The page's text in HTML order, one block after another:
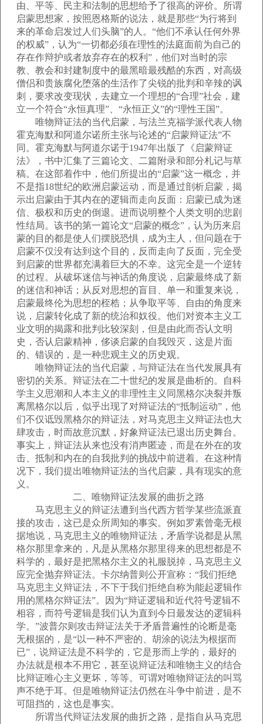
由、平等、民主和法制的思想给予了很高的评价。所谓
启蒙思想家，按照恩格斯的说法，就是那些“为行将到
来的革命启发过人们头脑”的人。“他们不承认任何外界
的权威”，认为“一切都必须在理性的法庭面前为自己的
存在作辩护或者放弃存在的权利”，他们对当时的宗
教、教会和封建制度中的最黑暗最残酷的东西，对高级
僧侣和贵族腐化堕落的生活作了尖锐的批判和辛辣的讽
刺，要求改变现状，去建立一个理想的“合理”社会，建
立一个符合“永恒真理”、“永恒正义”的“理性王国”。
唯物辩证法的当代启蒙，与法兰克福学派代表人物
霍克海默和阿道尔诺所主张与论述的“启蒙辩证法”不
同。霍克海默与阿道尔诺于1947年出版了《启蒙辩证
法》，书中汇集了三篇论文、二篇附录和部分札记与草
稿。在这部着作中，他们所提出的“启蒙”这一概念，并
不是指18世纪的欧洲启蒙运动，而是通过剖析启蒙，揭
示出启蒙由于其内在的逻辑而走向反面：启蒙已成为迷
信、极权和历史的倒退。进而说明整个人类文明的悲剧
性结局。该书的第一篇论文“启蒙的概念”，认为历来启
蒙的目的都是使人们摆脱恐惧，成为主人，但问题在于
启蒙不仅没有达到这个目的，反而走向了反面，完全受
到启蒙的世界都充满着巨大的不幸。这完全是一个逆转
的过程。从破坏迷信与神话的角度说，启蒙最终成了新
的迷信和神话；从反对思想的盲目、单一和重复来说，
启蒙最终伦为思想的桎梏；从争取平等、自由的角度来
说，启蒙转化成了新的统治和奴役。他们对资本主义工
业文明的揭露和批判比较深刻，但是由此而否认文明
史，否认启蒙精神，侈谈启蒙的自我毁灭，这是片面
的、错误的，是一种悲观主义的历史观。
唯物辩证法的当代启蒙，与辩证法在当代发展具有
密切的关系。辩证法在二十世纪的发展是曲析的。自科
学主义思潮和人本主义的非理性主义同黑格尔决裂并叛
离黑格尔以后，似乎出现了对辩证法的“抵制运动”，他
们不仅诋毁黑格尔的辩证法，对马克思主义辩证法也大
肆攻击，时而故意沉默，好象辩证法已退出历史舞台。
事实上，辩证法从来也没有消声匿迹，而是在外在的攻
击、抵制和内在的自我批判的挑战中前进着。在这种情
况下，我们提出唯物辩证法的当代启蒙，具有现实的意
义。
二、唯物辩证法发展的曲折之路
马克思主义的辩证法遭到当代西方哲学某些流派直
接的攻击，这已是众所周知的事实。例如罗素曾毫无根
据地说，马克思主义的唯物辩证法，矛盾学说都是从黑
格尔那里拿来的，凡是从黑格尔那里得来的思想都是不
科学的，最好是把黑格尔主义的礼服脱掉，马克思主义
应完全抛弃辩证法。卡尔纳普则公开宣称：“我们拒绝
马克思主义辩证法，不下于我们拒绝自称为能起逻辑作
用的黑格尔辩证法”。因为“辩证逻辑和近代符号逻辑不
相容，而符号逻辑是我们认为直到今日最发达的逻辑科
学。”波普尔则攻击辩证法关于矛盾普遍性的论断是毫
无根据的，是“以一种不严密的、胡涂的说法为根据而
已”，说辩证法是不科学的，它是形而上学的，最好的
办法就是根本不用它，甚至说辩证法和唯物主义的结合
比辩证唯心主义更坏，等等。可谓对唯物辩证法的叫骂
声不绝于耳。但是唯物辩证法仍然在斗争中前进，是不
可阻挡的，这也是事实。
所谓当代辩证法发展的曲折之路，是指自从马克思